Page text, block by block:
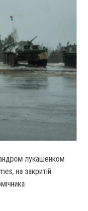
лукашенком
на закритій